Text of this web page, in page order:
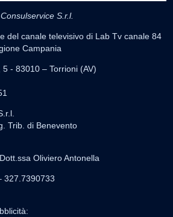
S.r.l.
del canale televisivo di Lab Tv canale 84
Campania
- 83010 – Torrioni (AV)
Trib. di Benevento
Oliviero Antonella
327.7390733